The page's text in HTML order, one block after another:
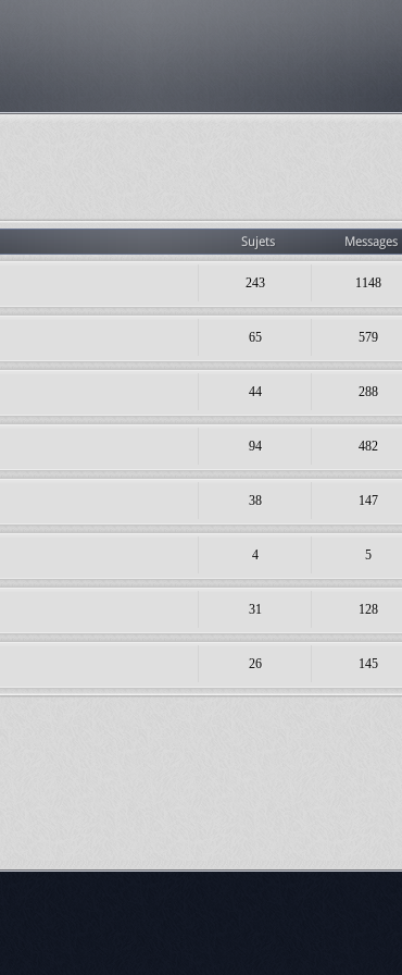
Sujets Messages
243 1148
65 579
44 288
94 482
38 147
4 5
31 128
26 145